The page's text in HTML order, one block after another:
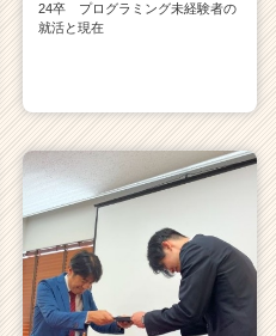
24卒 プログラミング未経験者の
就活と現在